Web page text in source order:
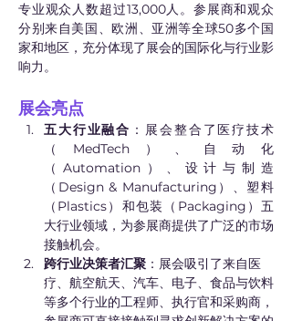
专业观众人数超过13,000人。参展商和观众
分别来自美国、欧洲、亚洲等全球50多个国
家和地区，充分体现了展会的国际化与行业影
响力。
展会亮点
五大行业融合 ：展会整合了医疗技术
（MedTech）、自动化
（Automation）、设计与制造
（Design & Manufacturing）、塑料
（Plastics）和包装（Packaging）五
大行业领域，为参展商提供了广泛的市场
接触机会。
跨行业决策者汇聚 ：展会吸引了来自医
疗、航空航天、汽车、电子、食品与饮料
等多个行业的工程师、执行官和采购商，